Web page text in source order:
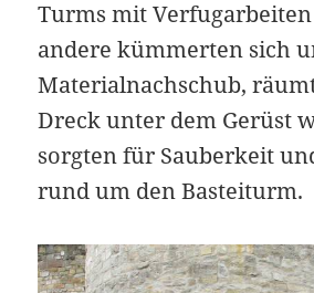
Turms mit
andere kümmerten sich
Materialnachschub,
Dreck unter dem Gerüst
sorgten für Sauberkeit
rund um den Basteiturm.